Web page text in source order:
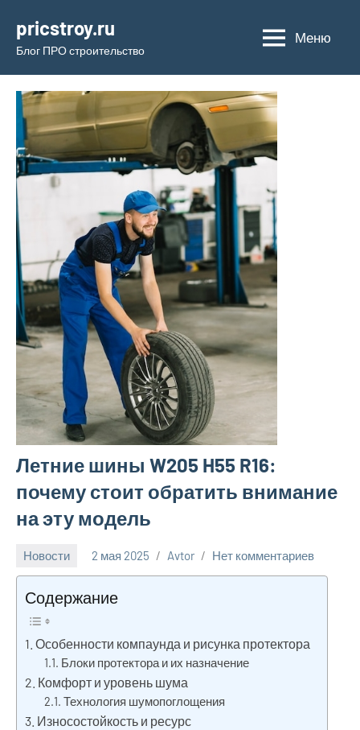
содержимому
pricstroy.ru
Блог ПРО строительство
Меню
Летние шины W205 H55 R16:
почему стоит обратить внимание
на эту модель
Новости 2 мая 2025 Avtor Нет комментариев
Содержание
Особенности компаунда и рисунка протектора
Блоки протектора и их назначение
Комфорт и уровень шума
Технология шумопоглощения
Износостойкость и ресурс